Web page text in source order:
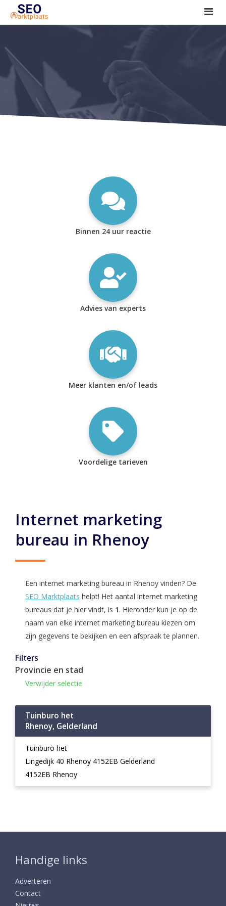
SEO tools reviews
Marketeer bij jou in de buurt?
Offerte
1. Seo voor beginners +
2. Onderzoeken +
Binnen 24 uur reactie
Advies van experts
Meer klanten en/of leads
Voordelige tarieven
Internet marketing
bureau in Rhenoy
Een internet marketing bureau in Rhenoy vinden? De
SEO Marktplaats helpt! Het aantal internet marketing
bureaus dat je hier vindt, is 1. Hieronder kun je op de
naam van elke internet marketing bureau kiezen om
zijn gegevens te bekijken en een afspraak te plannen.
Filters
Provincie en stad
Verwijder selectie
Tuinburo het
Rhenoy, Gelderland
Tuinburo het
Lingedijk 40 Rhenoy 4152EB Gelderland
4152EB Rhenoy
Handige links
Adverteren
Contact